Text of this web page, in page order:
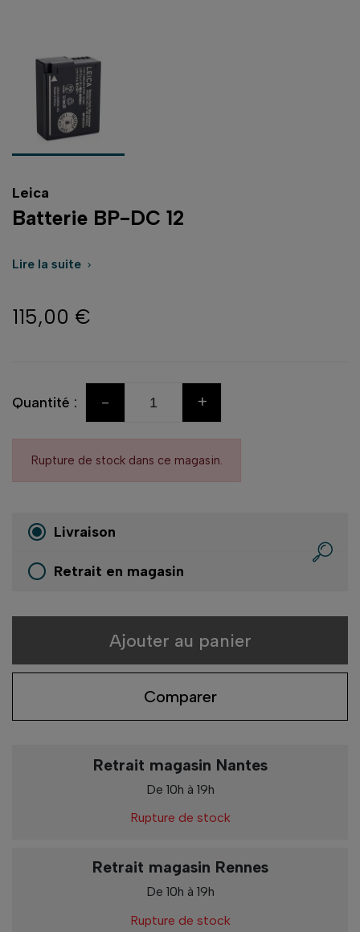
Leica
Batterie BP-DC 12
Lire la suite 
115,00 €
Quantité : - +
Rupture de stock dans ce magasin.
Livraison
Retrait en magasin
Ajouter au panier
Comparer
Retrait magasin Nantes
De 10h à 19h
Rupture de stock
Retrait magasin Rennes
De 10h à 19h
Rupture de stock